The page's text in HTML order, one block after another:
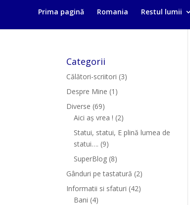
Prima pagină Romania Restul lumii
Categorii
Călători-scriitori (3)
Despre Mine (1)
Diverse (69)
Aici aș vrea ! (2)
Statui, statui, E plină lumea de
statui…. (9)
SuperBlog (8)
Gânduri pe tastatură (2)
Informatii si sfaturi (42)
Bani (4)